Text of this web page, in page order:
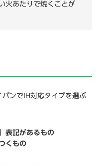
火あたりで焼くことが
ンでIH対応タイプを選ぶ
表記があるもの
くもの